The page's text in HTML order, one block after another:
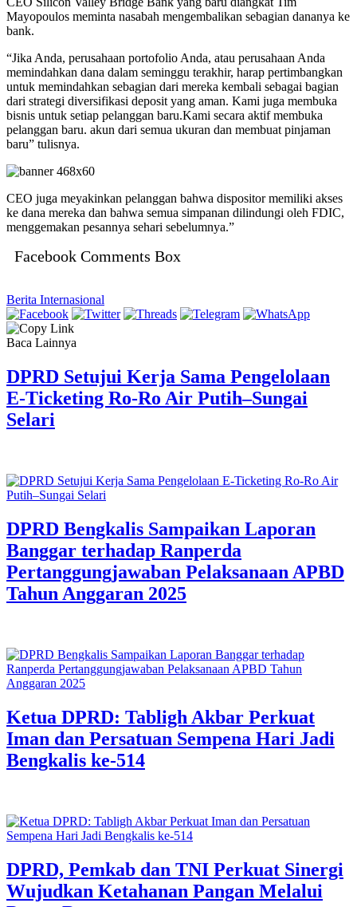
Mayopoulos meminta nasabah mengembalikan sebagian dananya ke
bank.
“Jika Anda, perusahaan portofolio Anda, atau perusahaan Anda
memindahkan dana dalam seminggu terakhir, harap pertimbangkan
untuk memindahkan sebagian dari mereka kembali sebagai bagian
dari strategi diversifikasi deposit yang aman. Kami juga membuka
bisnis untuk setiap pelanggan baru.Kami secara aktif membuka
pelanggan baru. akun dari semua ukuran dan membuat pinjaman
baru” tulisnya.
CEO juga meyakinkan pelanggan bahwa dispositor memiliki akses
ke dana mereka dan bahwa semua simpanan dilindungi oleh FDIC,
menggemakan pesannya sehari sebelumnya.”
Facebook Comments Box
Berita Internasional
Baca Lainnya
DPRD Setujui Kerja Sama Pengelolaan
E-Ticketing Ro-Ro Air Putih–Sungai
Selari
DPRD Bengkalis Sampaikan Laporan
Banggar terhadap Ranperda
Pertanggungjawaban Pelaksanaan APBD
Tahun Anggaran 2025
Ketua DPRD: Tabligh Akbar Perkuat
Iman dan Persatuan Sempena Hari Jadi
Bengkalis ke-514
DPRD, Pemkab dan TNI Perkuat Sinergi
Wujudkan Ketahanan Pangan Melalui